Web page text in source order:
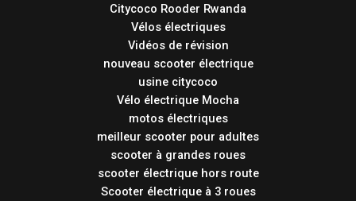
Citycoco Rooder Rwanda
Vélos électriques
Vidéos de révision
nouveau scooter électrique
usine citycoco
Vélo électrique Mocha
motos électriques
meilleur scooter pour adultes
scooter à grandes roues
scooter électrique hors route
Scooter électrique à 3 roues